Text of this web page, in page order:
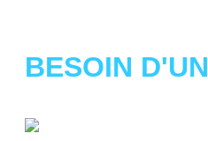
BESOIN D'UN